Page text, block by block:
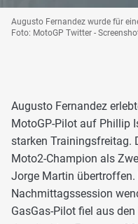
Augusto Fernandez wurde für
Foto: MotoGP Twitter -
Augusto Fernandez
MotoGP-Pilot auf Phillip
starken Trainingsfreitag.
Moto2-Champion als
Jorge Martin
Nachmittagssession
GasGas-Pilot fiel aus